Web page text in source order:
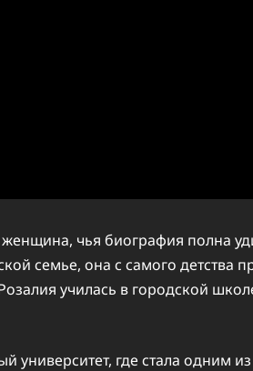
чья биография полна
семье, она с самого детства
училась в городской
университет, где стала одним